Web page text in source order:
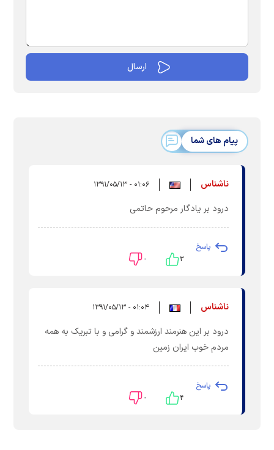
پیام های شما
ناشناس ۰۱:۰۶ - ۱۳۹۱/۰۵/۱۳
درود بر یادگار مرحوم حاتمی
پاسخ
۳ ۰
ناشناس ۰۱:۰۴ - ۱۳۹۱/۰۵/۱۳
درود بر این هنرمند ارزشمند و گرامی و با تبریک به همه
مردم خوب ایران زمین
پاسخ
۴ ۰